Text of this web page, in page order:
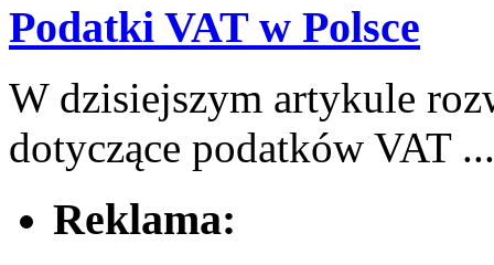
Podatki VAT w Polsce
W dzisiejszym artykule
dotyczące‌ podatków ⁤VAT ...
Reklama: